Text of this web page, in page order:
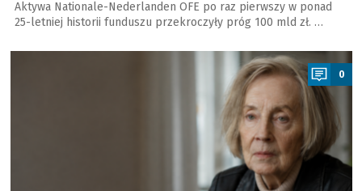
Aktywa Nationale-Nederlanden OFE po raz pierwszy w ponad
25-letniej historii funduszu przekroczyły próg 100 mld zł. …
a
0